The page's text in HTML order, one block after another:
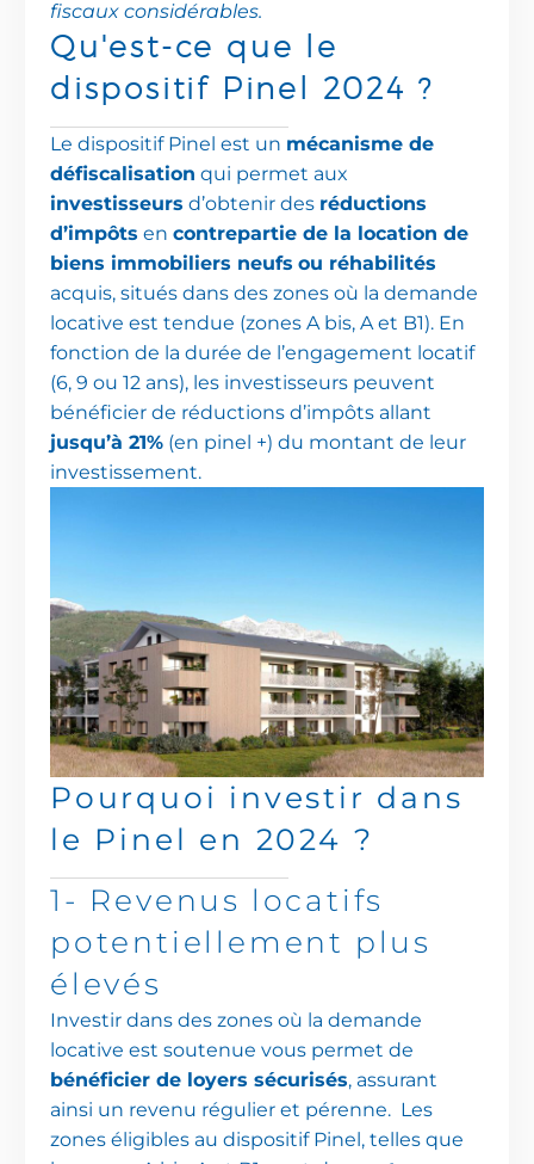
fiscaux considérables.
Qu'est-ce que
le
dispositif Pinel 2024 ?
Le dispositif Pinel est un mécanisme de
défiscalisation qui permet aux
investisseurs d’obtenir des réductions
d’impôts en contrepartie de la location de
biens immobiliers neufs ou réhabilités
acquis, situés dans des zones où la demande
locative est tendue (zones A bis, A et B1). En
fonction de la durée de l’engagement locatif
(6, 9 ou 12 ans), les investisseurs peuvent
bénéficier de réductions d’impôts allant
jusqu’à 21% (en pinel +) du montant de leur
investissement.
Pourquoi investir dans
le Pinel en 2024 ?
1- Revenus locatifs
potentiellement plus
élevés
Investir dans des zones où la demande
locative est soutenue vous permet de
bénéficier de loyers sécurisés, assurant
ainsi un revenu régulier et pérenne. Les
zones éligibles au dispositif Pinel, telles que